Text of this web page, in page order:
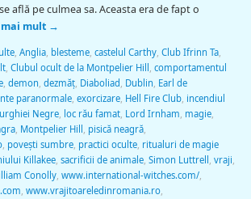
află pe culmea sa. Aceasta era de fapt o
mai mult →
, Anglia, blesteme, castelul Carthy, Club Ifrinn Ta,
, Clubul ocult de la Montpelier Hill , comportamentul
, demon, dezmăț, Diaboliad, Dublin, Earl de
paranormale, exorcizare, Hell Fire Club, incendiul
Negre, loc rău famat, Lord Irnham, magie,
, Montpelier Hill , pisică neagră,
, poveşti sumbre, practici oculte, ritualuri de magie
Killakee, sacrificii de animale, Simon Luttrell , vraji,
Conolly, www.international-witches.com/,
, www.vrajitoareledinromania.ro,